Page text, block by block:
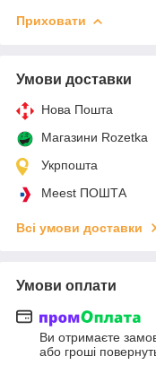
Приховати
Умови доставки
Нова Пошта
Магазини Rozetka
Укрпошта
Meest ПОШТА
Всі умови доставки
Умови оплати
Ви отримаєте
або гроші